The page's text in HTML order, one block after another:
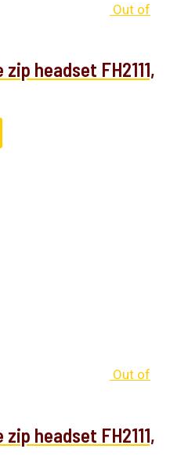
Out of
headset FH2111,
Out of
headset FH2111,